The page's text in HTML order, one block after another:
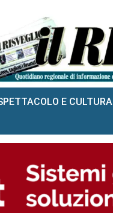
E CULTURA